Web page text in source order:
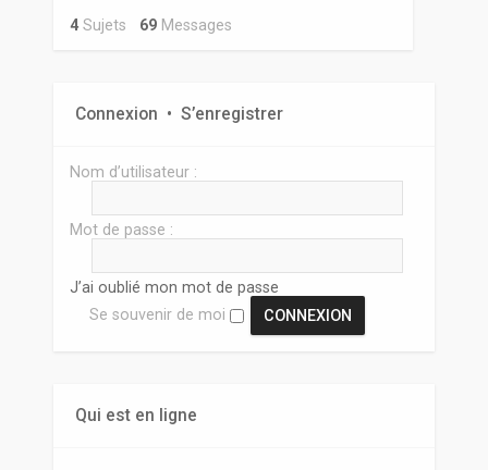
4Sujets 69Messages
Connexion • S’enregistrer
Nom d’utilisateur :
Mot de passe :
J’ai oublié mon mot de passe
Se souvenir de moi
Qui est en ligne